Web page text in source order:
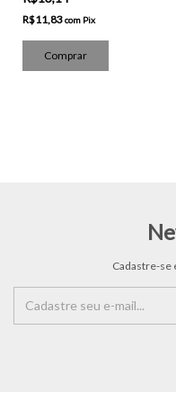
R$11,83com Pix
Cadastre-se